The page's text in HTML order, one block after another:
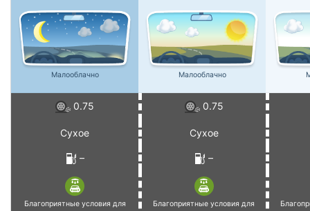
Малооблачно Малооблачно
0.75 0.75
Сухое Сухое
– –
Благоприятные условия для
Благоприятные условия для